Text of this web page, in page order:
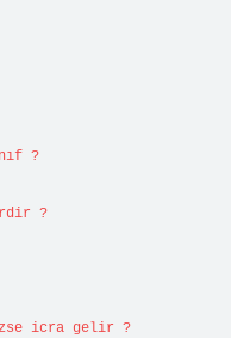
?
?
icra gelir ?